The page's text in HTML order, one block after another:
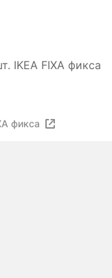
IKEA FIXA фикса
фикса